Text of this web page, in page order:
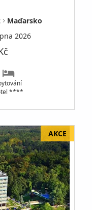
Maďarsko
2026
****